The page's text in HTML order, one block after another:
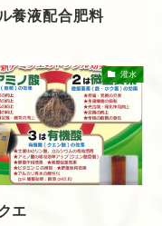
養液配合肥料
灌水
エ